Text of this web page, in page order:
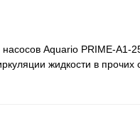
Aquario PRIME-
жидкости в